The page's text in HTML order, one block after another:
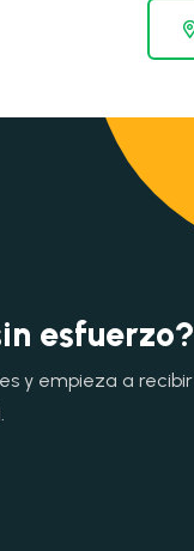
esfuerzo?
y empieza a recibir